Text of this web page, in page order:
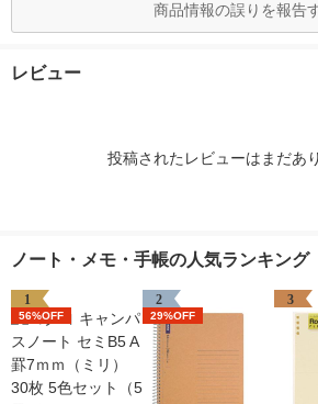
商品情報の誤りを報告
レビュー
投稿されたレビューはまだあ
ノート・メモ・手帳の人気ランキング
1
56%OFF
2
29%OFF
3